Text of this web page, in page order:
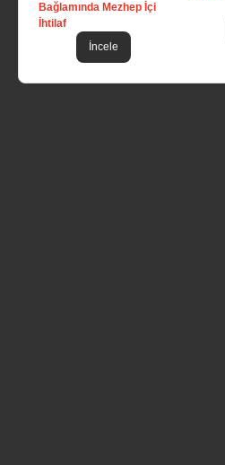
Bağlamında Mezhep İçi
İhtilaf
İncele